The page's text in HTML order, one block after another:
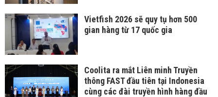
Vietfish 2026 sẽ quy tụ hơn 500
gian hàng từ 17 quốc gia
Coolita ra mắt Liên minh Truyền
thông FAST đầu tiên tại Indonesia
cùng các đài truyền hình hàng đầu